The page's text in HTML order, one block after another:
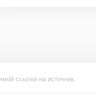
ссылки на источник.